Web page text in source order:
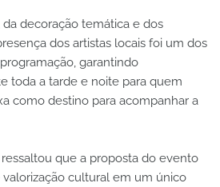
decoração temática e dos
dos artistas locais foi um dos
garantindo
toda a tarde e noite para quem
como destino para acompanhar a
que a proposta do evento
cultural em um único